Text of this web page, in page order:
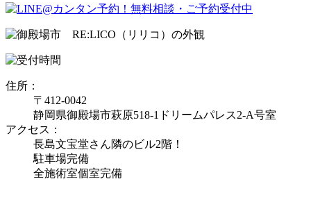
住所：
〒412-0042
静岡県御殿場市萩原518-1ドリームパレス2-A号室
アクセス：
長島文宝堂さん隣のビル2階！
駐車場完備
全施術室個室完備